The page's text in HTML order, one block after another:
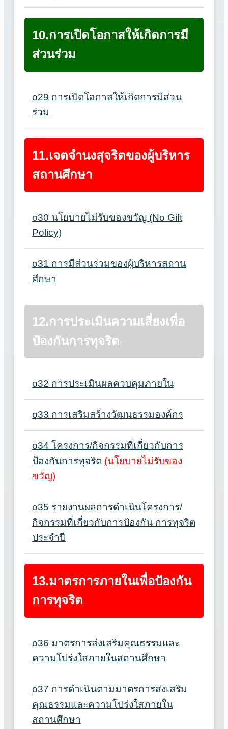
10.การเปิดโอกาสให้เกิดการมี
ส่วนร่วม
o29 การเปิดโอกาสให้เกิดการมีส่วน
ร่วม
11.เจตจำนงสุจริตของผู้บริหาร
สถานศึกษา
o30 นโยบายไม่รับของขวัญ (No Gift
Policy)
o31 การมีส่วนร่วมของผู้บริหารสถาน
ศึกษา
12.การประเมินความเสี่ยงเพื่อ
ป้องกันการทุจริต
o32 การประเมินผลควบคุมภายใน
o33 การเสริมสร้างวัฒนธรรมองค์กร
o34 โครงการ/กิจกรรมที่เกี่ยวกับการ
ป้องกันการทุจริต (นโยบายไม่รับของ
ขวัญ)
o35 รายงานผลการดำเนินโครงการ/
กิจกรรมที่เกี่ยวกับการป้องกัน การทุจริต
ประจำปี
13.มาตรการภายในเพื่อปัองกัน
การทุจริต
o36 มาตรการส่งเสริมคุณธรรมและ
ความโปร่งใสภายในสถานศึกษา
o37 การดำเนินตามมาตรการส่งเสริม
คุณธรรมและความโปร่งใสภายใน
สถานศึกษา